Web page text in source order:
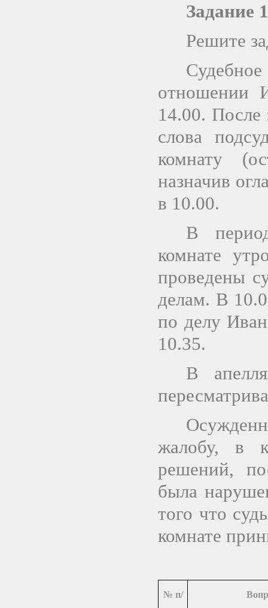
Задание
Решите
отношении
14.00. После
слова
комнату
назначив
в 10.00.
В
комнате
проведены
делам. В
по делу
10.35.
В
жалобу, в
решений,
была
того что
комнате
№ п/